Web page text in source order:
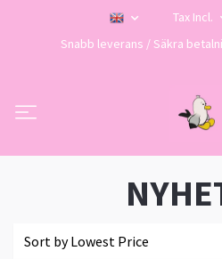
Tax Incl.
Snabb leverans / Säkra